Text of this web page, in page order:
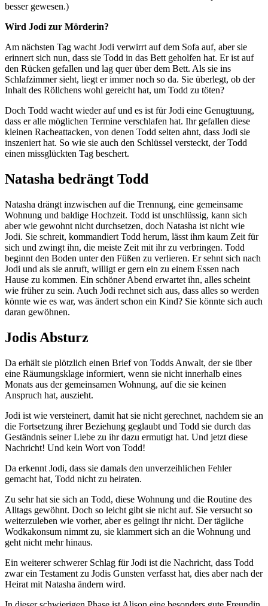
besser gewesen.)
Wird Jodi zur Mörderin?
Am nächsten Tag wacht Jodi verwirrt auf dem Sofa auf, aber sie
erinnert sich nun, dass sie Todd in das Bett geholfen hat. Er ist auf
den Rücken gefallen und lag quer über dem Bett. Als sie ins
Schlafzimmer sieht, liegt er immer noch so da. Sie überlegt, ob der
Inhalt des Röllchens wohl gereicht hat, um Todd zu töten?
Doch Todd wacht wieder auf und es ist für Jodi eine Genugtuung,
dass er alle möglichen Termine verschlafen hat. Ihr gefallen diese
kleinen Racheattacken, von denen Todd selten ahnt, dass Jodi sie
inszeniert hat. So wie sie auch den Schlüssel versteckt, der Todd
einen missglückten Tag beschert.
Natasha bedrängt Todd
Natasha drängt inzwischen auf die Trennung, eine gemeinsame
Wohnung und baldige Hochzeit. Todd ist unschlüssig, kann sich
aber wie gewohnt nicht durchsetzen, doch Natasha ist nicht wie
Jodi. Sie schreit, kommandiert Todd herum, lässt ihm kaum Zeit für
sich und zwingt ihn, die meiste Zeit mit ihr zu verbringen. Todd
beginnt den Boden unter den Füßen zu verlieren. Er sehnt sich nach
Jodi und als sie anruft, willigt er gern ein zu einem Essen nach
Hause zu kommen. Ein schöner Abend erwartet ihn, alles scheint
wie früher zu sein. Auch Jodi rechnet sich aus, dass alles so werden
könnte wie es war, was ändert schon ein Kind? Sie könnte sich auch
daran gewöhnen.
Jodis Absturz
Da erhält sie plötzlich einen Brief von Todds Anwalt, der sie über
eine Räumungsklage informiert, wenn sie nicht innerhalb eines
Monats aus der gemeinsamen Wohnung, auf die sie keinen
Anspruch hat, auszieht.
Jodi ist wie versteinert, damit hat sie nicht gerechnet, nachdem sie an
die Fortsetzung ihrer Beziehung geglaubt und Todd sie durch das
Geständnis seiner Liebe zu ihr dazu ermutigt hat. Und jetzt diese
Nachricht! Und kein Wort von Todd!
Da erkennt Jodi, dass sie damals den unverzeihlichen Fehler
gemacht hat, Todd nicht zu heiraten.
Zu sehr hat sie sich an Todd, diese Wohnung und die Routine des
Alltags gewöhnt. Doch so leicht gibt sie nicht auf. Sie versucht so
weiterzuleben wie vorher, aber es gelingt ihr nicht. Der tägliche
Wodkakonsum nimmt zu, sie klammert sich an die Wohnung und
geht nicht mehr hinaus.
Ein weiterer schwerer Schlag für Jodi ist die Nachricht, dass Todd
zwar ein Testament zu Jodis Gunsten verfasst hat, dies aber nach der
Heirat mit Natasha ändern wird.